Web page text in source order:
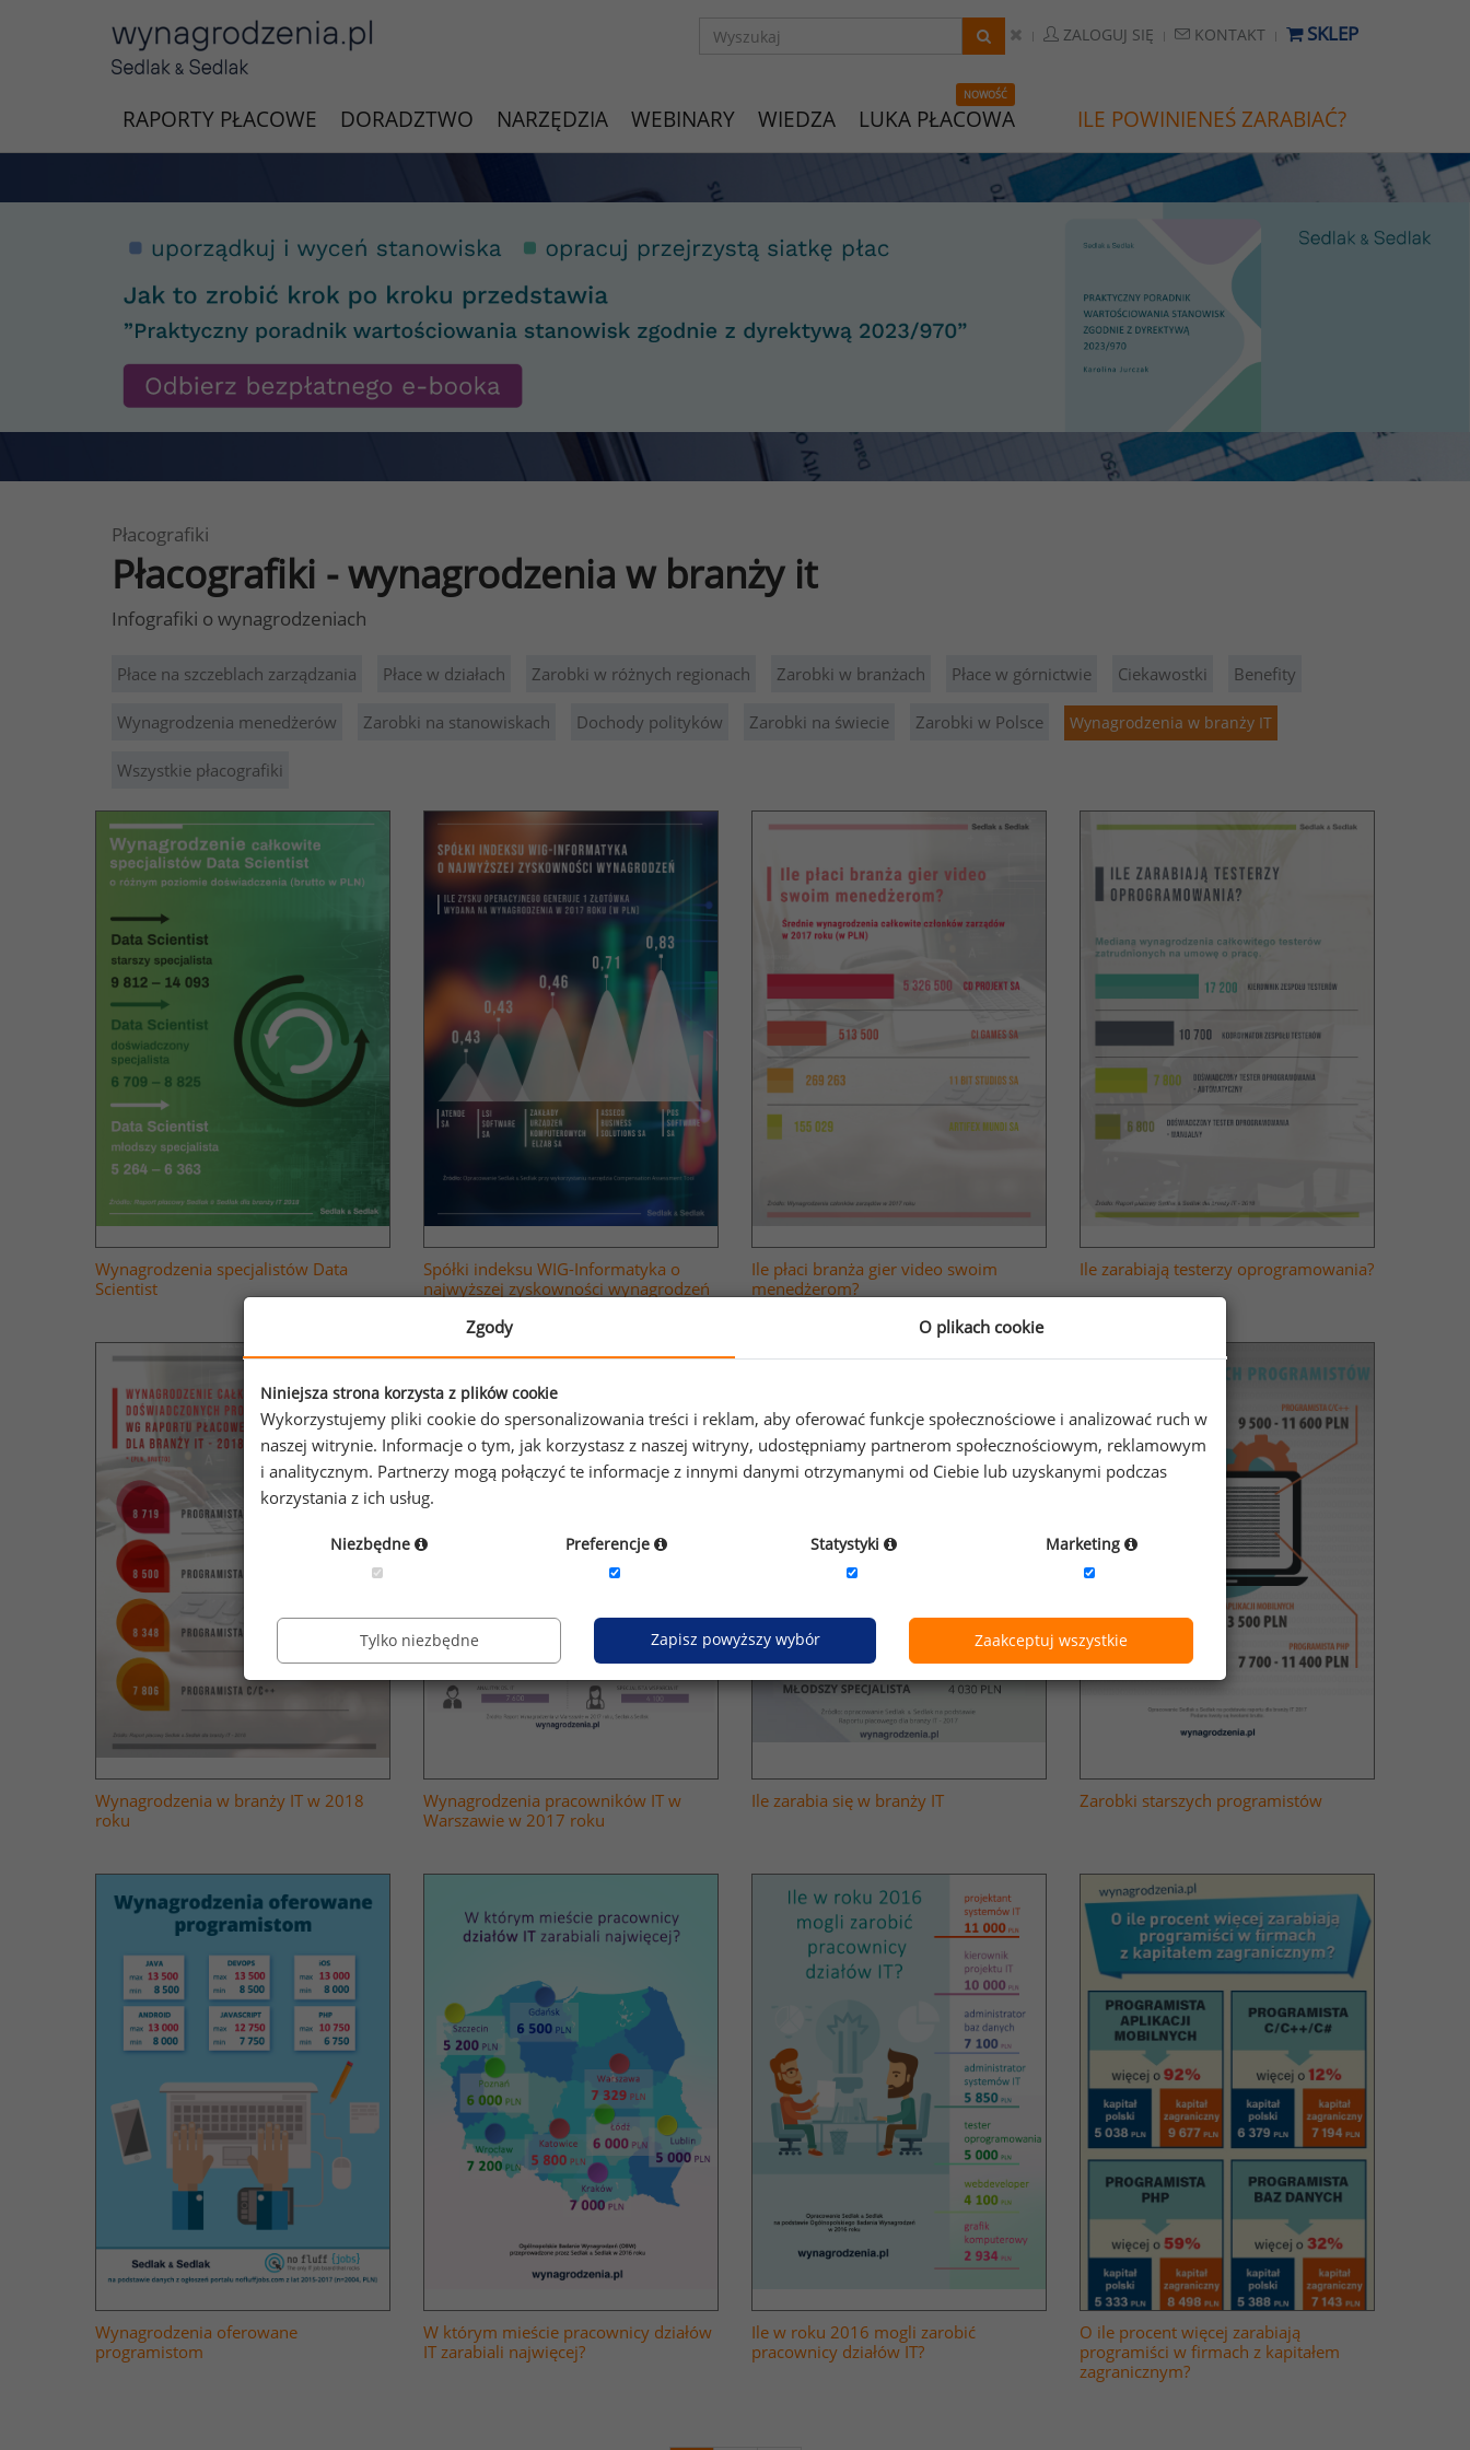
ZALOGUJ SIĘ KONTAKT SKLEP
RAPORTY PŁACOWE DORADZTWO NARZĘDZIA WEBINARY WIEDZA
NOWOŚĆ
LUKA PŁACOWA ILE POWINIENEŚ ZARABIAĆ?
Płacografiki
Płacografiki - wynagrodzenia w branży it
Infografiki o wynagrodzeniach
Płace na szczeblach zarządzania Płace w działach Zarobki w różnych regionach Zarobki w branżach Płace w górnictwie Ciekawostki Benefity
Wynagrodzenia menedżerów Zarobki na stanowiskach Dochody polityków Zarobki na świecie Zarobki w Polsce Wynagrodzenia w branży IT
Wszystkie płacografiki
Wynagrodzenia specjalistów Data
Scientist
Spółki indeksu WIG-Informatyka o
najwyższej zyskowności wynagrodzeń
Ile płaci branża gier video swoim
menedżerom?
Ile zarabiają testerzy oprogramowania?
Wynagrodzenia w branży IT w 2018
roku
Wynagrodzenia pracowników IT w
Warszawie w 2017 roku
Ile zarabia się w branży IT Zarobki starszych programistów
Wynagrodzenia oferowane
programistom
W którym mieście pracownicy działów
IT zarabiali najwięcej?
Ile w roku 2016 mogli zarobić
pracownicy działów IT?
O ile procent więcej zarabiają
programiści w firmach z kapitałem
zagranicznym?
Zgody O plikach cookie
Niniejsza strona korzysta z plików cookie
Wykorzystujemy pliki cookie do spersonalizowania treści i reklam, aby oferować funkcje społecznościowe i analizować ruch w
naszej witrynie. Informacje o tym, jak korzystasz z naszej witryny, udostępniamy partnerom społecznościowym, reklamowym
i analitycznym. Partnerzy mogą połączyć te informacje z innymi danymi otrzymanymi od Ciebie lub uzyskanymi podczas
korzystania z ich usług.
Niezbędne Preferencje Statystyki Marketing
Tylko niezbędne Zapisz powyższy wybór Zaakceptuj wszystkie